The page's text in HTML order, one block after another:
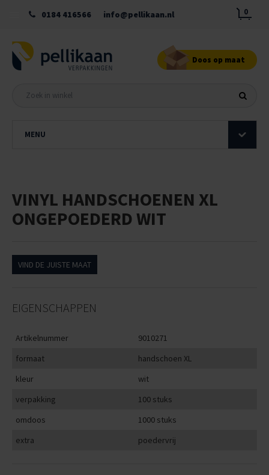
0184 416566 info@pellikaan.nl 0
Doos op maat
MENU
VINYL HANDSCHOENEN XL
ONGEPOEDERD WIT
VIND DE JUISTE MAAT
EIGENSCHAPPEN
Artikelnummer
9010271
formaat
handschoen XL
kleur
wit
verpakking
100 stuks
omdoos
1000 stuks
extra
poedervrij